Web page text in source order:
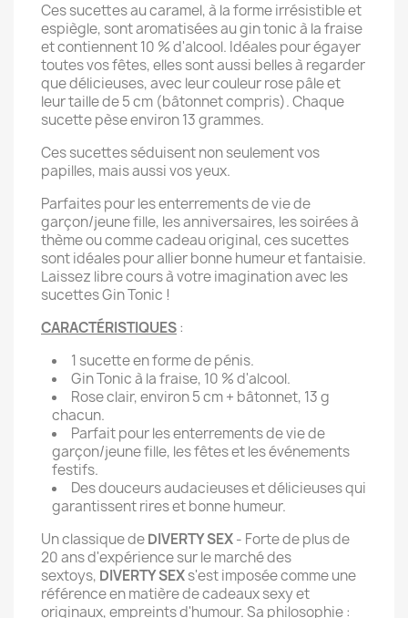
Ces sucettes au caramel, à la forme irrésistible et
espiègle, sont aromatisées au gin tonic à la fraise
et contiennent 10 % d'alcool. Idéales pour égayer
toutes vos fêtes, elles sont aussi belles à regarder
que délicieuses, avec leur couleur rose pâle et
leur taille de 5 cm (bâtonnet compris). Chaque
sucette pèse environ 13 grammes.
Ces sucettes séduisent non seulement vos
papilles, mais aussi vos yeux.
Parfaites pour les enterrements de vie de
garçon/jeune fille, les anniversaires, les soirées à
thème ou comme cadeau original, ces sucettes
sont idéales pour allier bonne humeur et fantaisie.
Laissez libre cours à votre imagination avec les
sucettes Gin Tonic !
CARACTÉRISTIQUES:
1 sucette en forme de pénis.
Gin Tonic à la fraise, 10 % d'alcool.
Rose clair, environ 5 cm + bâtonnet, 13 g
chacun.
Parfait pour les enterrements de vie de
garçon/jeune fille, les fêtes et les événements
festifs.
Des douceurs audacieuses et délicieuses qui
garantissent rires et bonne humeur.
Un classique deDIVERTY SEX- Forte de plus de
20 ans d'expérience sur le marché des
sextoys, DIVERTY SEXs'est imposée comme une
référence en matière de cadeaux sexy et
originaux, empreints d'humour. Sa philosophie :